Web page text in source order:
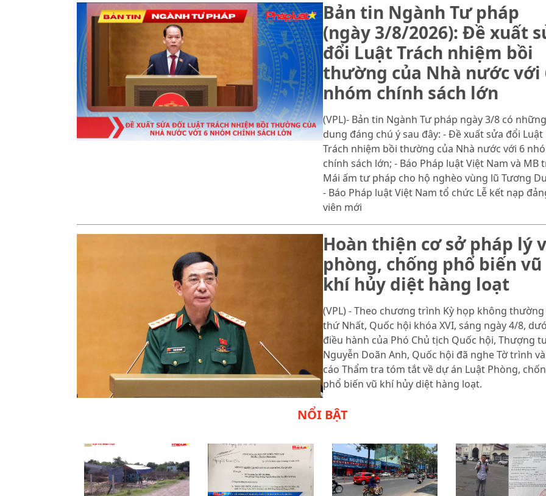
Bản tin Ngành Tư pháp
(ngày 3/8/2026): Đề xuất
đổi Luật Trách nhiệm bồi
thường của Nhà nước với
nhóm chính sách lớn
(VPL)- Bản tin Ngành Tư pháp ngày 3/8 có
dung đáng chú ý sau đây: - Đề xuất sửa đổi Luật
Trách nhiệm bồi thường của Nhà nước với 6
chính sách lớn; - Báo Pháp luật Việt Nam và MB
Mái ấm tư pháp cho hộ nghèo vùng lũ Tương
- Báo Pháp luật Việt Nam tổ chức Lễ kết nạp
viên mới
Hoàn thiện cơ sở pháp lý
phòng, chống phổ biến vũ
khí hủy diệt hàng loạt
(VPL) - Theo chương trình Kỳ họp không thường
thứ Nhất, Quốc hội khóa XVI, sáng ngày 4/8,
điều hành của Phó Chủ tịch Quốc hội, Thượng
Nguyễn Doãn Anh, Quốc hội đã nghe Tờ trình
cáo Thẩm tra tóm tắt về dự án Luật Phòng,
phổ biến vũ khí hủy diệt hàng loạt.
NỔI BẬT